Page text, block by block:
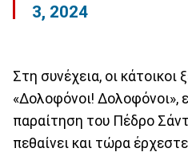
3, 2024
Στη συνέχεια, οι
«Δολοφόνοι! Δολοφόνοι»,
παραίτηση του Πέδρο
πεθαίνει και τώρα